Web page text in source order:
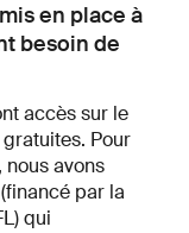
en place à
besoin de
accès sur le
Pour
avons
par la
qui